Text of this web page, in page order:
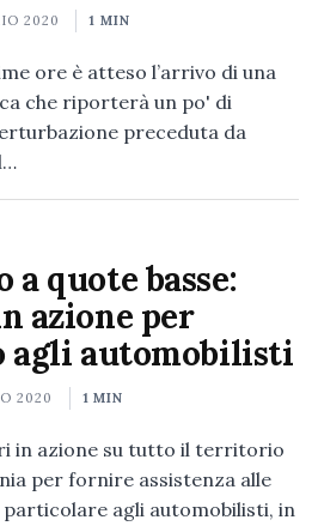
2020 1 MIN
ore è atteso l’arrivo di una
che riporterà un po' di
preceduta da
quote basse:
azione per
agli automobilisti
2020 1 MIN
in azione su tutto il territorio
per fornire assistenza alle
agli automobilisti, in